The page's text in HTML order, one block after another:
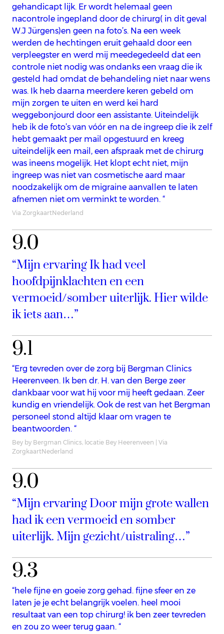
gehandicapt lijk. Er wordt helemaal geen
nacontrole ingepland door de chirurg( in dit geval
W.J Jürgens)en geen na foto’s. Na een week
werden de hechtingen eruit gehaald door een
verpleegster en werd mij meedegedeeld dat een
controle niet nodig was ondanks een vraag die ik
gesteld had omdat de behandeling niet naar wens
was. Ik heb daarna meerdere keren gebeld om
mijn zorgen te uiten en werd kei hard
weggebonjourd door een assistante. Uiteindelijk
heb ik de foto’s van vóór en na de ingreep die ik zelf
hebt gemaakt per mail opgestuurd en kreeg
uiteindelijk een mail, een afspraak met de chirurg
was ineens mogelijk. Het klopt echt niet, mijn
ingreep was niet van cosmetische aard maar
noodzakelijk om de migraine aanvallen te laten
afnemen niet om verminkt te worden. “
Via ZorgkaartNederland
9.0
“Mijn ervaring Ik had veel
hoofdpijnklachten en een
vermoeid/somber uiterlijk. Hier wilde
ik iets aan…”
9.1
“Erg tevreden over de zorg bij Bergman Clinics
Heerenveen. Ik ben dr. H. van den Berge zeer
dankbaar voor wat hij voor mij heeft gedaan. Zeer
kundig en vriendelijk. Ook de rest van het Bergman
personeel stond altijd klaar om vragen te
beantwoorden. “
Bey by Bergman Clinics, locatie Bey Heerenveen | Via
ZorgkaartNederland
9.0
“Mijn ervaring Door mijn grote wallen
had ik een vermoeid en somber
uiterlijk. Mijn gezicht/uistraling…”
9.3
“hele fijne en goeie zorg gehad. fijne sfeer en ze
laten je je echt belangrijk voelen. heel mooi
resultaat van een top chirurg! ik ben zeer tevreden
en zou zo weer terug gaan. “